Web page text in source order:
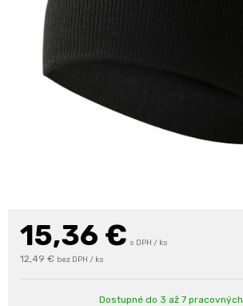
15,36 € s DPH / ks
12,49 € bez DPH / ks
Dostupné do 3 až 7